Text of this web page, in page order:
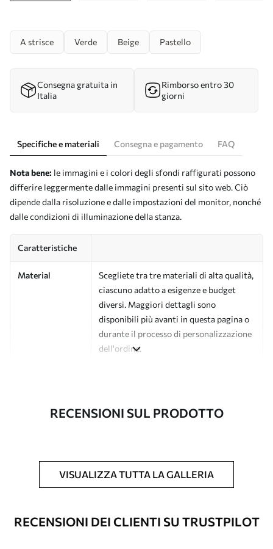
A strisce Verde Beige Pastello
Consegna gratuita in
Italia
Rimborso entro 30
giorni
Specifiche e materiali Consegna e pagamento FAQ
Nota bene: le immagini e i colori degli sfondi raffigurati possono
differire leggermente dalle immagini presenti sul sito web. Ciò
dipende dalla risoluzione e dalle impostazioni del monitor, nonché
dalle condizioni di illuminazione della stanza.
Caratteristiche
Material
Scegliete tra tre materiali di alta qualità,
ciascuno adatto a esigenze e budget
diversi. Maggiori dettagli sono
disponibili più avanti in questa pagina o
durante il processo di personalizzazione
dell'ordine.
Produzione
L'immagine viene stampata nel formato
desiderato e tagliata in strisce identiche
Opzioni
È possibile aggiungere un rivestimento
RECENSIONI SUL PRODOTTO
VISUALIZZA TUTTA LA GALLERIA
RECENSIONI DEI CLIENTI SU TRUSTPILOT